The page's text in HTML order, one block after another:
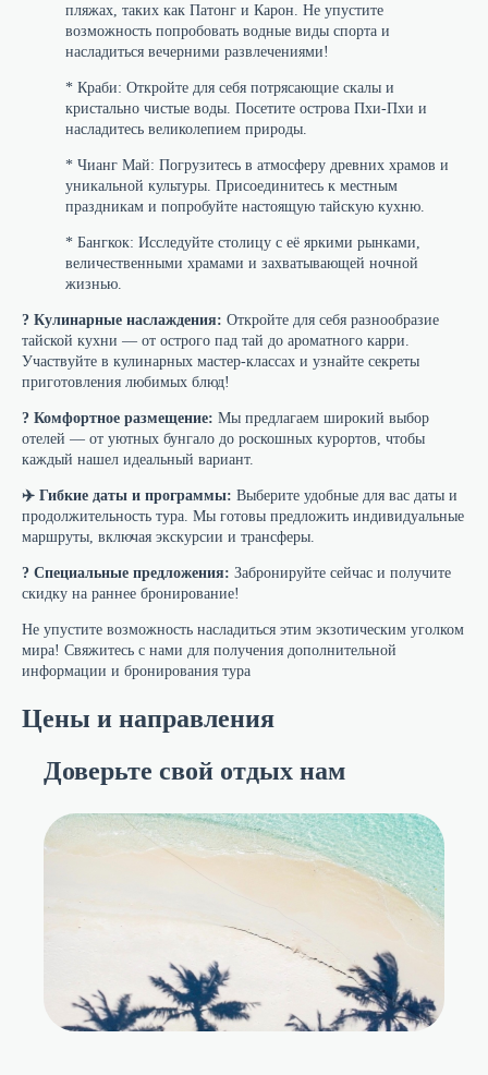
пляжах, таких как Патонг и Карон. Не упустите
возможность попробовать водные виды спорта и
насладиться вечерними развлечениями!
* Краби: Откройте для себя потрясающие скалы и
кристально чистые воды. Посетите острова Пхи-Пхи и
насладитесь великолепием природы.
* Чианг Май: Погрузитесь в атмосферу древних храмов и
уникальной культуры. Присоединитесь к местным
праздникам и попробуйте настоящую тайскую кухню.
* Бангкок: Исследуйте столицу с её яркими рынками,
величественными храмами и захватывающей ночной
жизнью.
?️ Кулинарные наслаждения: Откройте для себя разнообразие
тайской кухни — от острого пад тай до ароматного карри.
Участвуйте в кулинарных мастер-классах и узнайте секреты
приготовления любимых блюд!
? Комфортное размещение: Мы предлагаем широкий выбор
отелей — от уютных бунгало до роскошных курортов, чтобы
каждый нашел идеальный вариант.
✈️ Гибкие даты и программы: Выберите удобные для вас даты и
продолжительность тура. Мы готовы предложить индивидуальные
маршруты, включая экскурсии и трансферы.
? Специальные предложения: Забронируйте сейчас и получите
скидку на раннее бронирование!
Не упустите возможность насладиться этим экзотическим уголком
мира! Свяжитесь с нами для получения дополнительной
информации и бронирования тура
Цены и направления
Доверьте свой отдых нам